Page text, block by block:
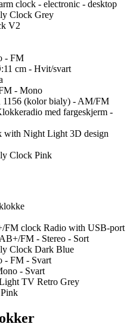
clock - electronic - desktop
Clock Grey
V2
- FM
cm - Hvit/svart
- Mono
(kolor bialy) - AM/FM
med fargeskjerm -
with Night Light 3D design
Clock Pink
FM clock Radio with USB-port
FM - Stereo - Sort
Clock Dark Blue
- FM - Svart
- Svart
TV Retro Grey